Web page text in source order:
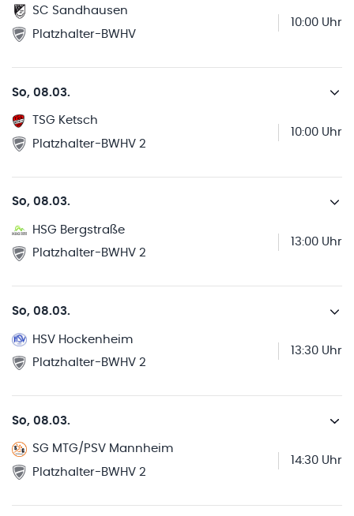
SC Sandhausen
Platzhalter-BWHV
10:00 Uhr
So, 08.03.
TSG Ketsch
Platzhalter-BWHV 2
10:00 Uhr
So, 08.03.
HSG Bergstraße
Platzhalter-BWHV 2
13:00 Uhr
So, 08.03.
HSV Hockenheim
Platzhalter-BWHV 2
13:30 Uhr
So, 08.03.
SG MTG/PSV Mannheim
Platzhalter-BWHV 2
14:30 Uhr